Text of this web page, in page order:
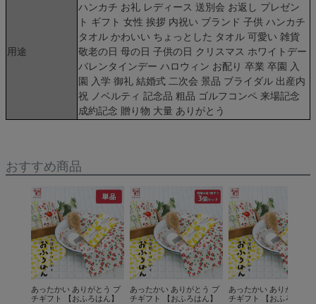
用途
ハンカチ お礼 レディース 送別会 お返し プレゼン
ト ギフト 女性 挨拶 内祝い ブランド 子供 ハンカチ
タオル かわいい ちょっとした タオル 可愛い 雑貨
敬老の日 母の日 子供の日 クリスマス ホワイトデー
バレンタインデー ハロウィン お配り 卒業 卒園 入
園 入学 御礼 結婚式 二次会 景品 ブライダル 出産内
祝 ノベルティ 記念品 粗品 ゴルフコンペ 来場記念
成約記念 贈り物 大量 ありがとう
おすすめ商品
あったかい ありがとう プ
チギフト 【おふろはん】
あったかい ありがとう プ
チギフト 【おふろはん】
あったかい ありがとう
チギフト 【おふろはん】